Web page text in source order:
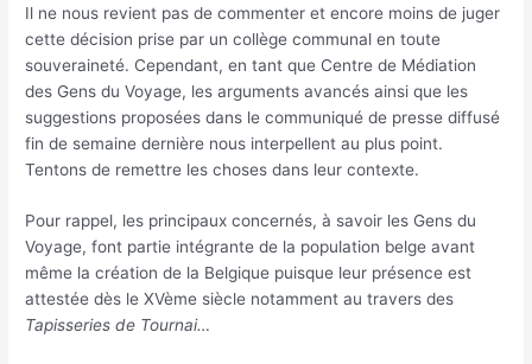
Il ne nous revient pas de commenter et encore moins de juger
cette décision prise par un collège communal en toute
souveraineté. Cependant, en tant que Centre de Médiation
des Gens du Voyage, les arguments avancés ainsi que les
suggestions proposées dans le communiqué de presse diffusé
fin de semaine dernière nous interpellent au plus point.
Tentons de remettre les choses dans leur contexte.
Pour rappel, les principaux concernés, à savoir les Gens du
Voyage, font partie intégrante de la population belge avant
même la création de la Belgique puisque leur présence est
attestée dès le XVème siècle notamment au travers des
Tapisseries de Tournai…